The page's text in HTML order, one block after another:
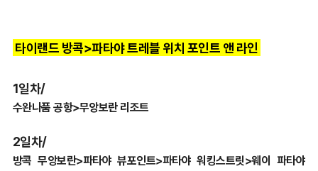
타이랜드 방콕>파타야 트레블 위치 포인트 앤 라인
1일차/
수완나품 공항>무앙보란 리조트
2일차/
방콕 무앙보란>파타야 뷰포인트>파타야 워킹스트릿>웨이 파타야